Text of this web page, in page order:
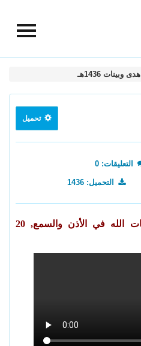
هدى وبينات 1436هـ
تحميل
التعليقات: 0
التحميل: 1436
10 - أحصاه الله ونسوه، آيات الله في الأذن والسمع, 20